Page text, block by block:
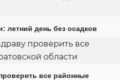
летний день без осадков
все районные